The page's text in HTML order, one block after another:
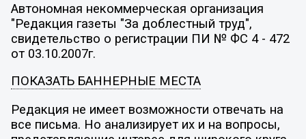
Автономная некоммерческая организация
"Редакция газеты "За доблестный труд",
свидетельство о регистрации ПИ № ФС 4 - 472
от 03.10.2007г.
ПОКАЗАТЬ БАННЕРНЫЕ МЕСТА
Редакция не имеет возможности отвечать на
все письма. Но анализирует их и на вопросы,